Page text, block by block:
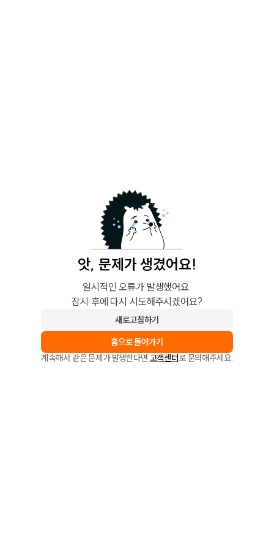
앗, 문제가 생겼어요!
일시적인 오류가 발생했어요.
잠시 후에 다시 시도해주시겠어요?
새로고침하기
홈으로 돌아가기
계속해서 같은 문제가 발생한다면 고객센터로 문의해주세요.